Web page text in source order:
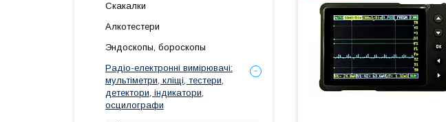
Скакалки
Алкотестери
Эндоскопы, бороскопы
Радіо-електронні вимірювачі:
мультіметри, кліщі, тестери,
детектори, індикатори,
осцилографи